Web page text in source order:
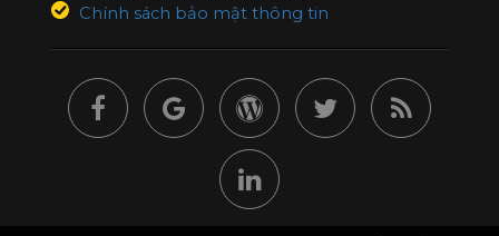
Chính sách bảo mật thông tin